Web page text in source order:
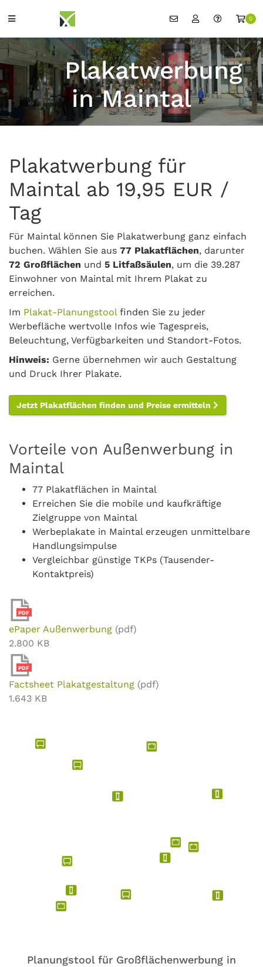
0
Plakatwerbung
in Maintal
Plakatwerbung für
Maintal ab 19,95 EUR /
Tag
Für Maintal können Sie Plakatwerbung ganz einfach
buchen. Wählen Sie aus 77 Plakatflächen, darunter
72 Großflächen und 5 Litfaßsäulen, um die 39.287
Einwohner von Maintal mit Ihrem Plakat zu
erreichen.
Im Plakat-Planungstoolfinden Sie zu jeder
Werbefläche wertvolle Infos wie Tagespreis,
Beleuchtung, Verfügbarkeiten und Standort-Fotos.
Hinweis: Gerne übernehmen wir auch Gestaltung
und Druck Ihrer Plakate.
Jetzt Plakatflächen finden und Preise ermitteln
Vorteile von Außenwerbung in
Maintal
77 Plakatflächen in Maintal
Erreichen Sie die mobile und kaufkräftige
Zielgruppe von Maintal
Werbeplakate in Maintal erzeugen unmittelbare
Handlungsimpulse
Vergleichbar günstige TKPs (Tausender-
Kontaktpreis)
PDF
ePaper Außenwerbung (pdf)
2.800 KB
PDF
Factsheet Plakatgestaltung (pdf)
1.643 KB
Planungstool für Großflächenwerbung in